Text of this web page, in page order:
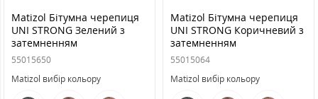
Matizol Бітумна черепиця
UNI STRONG Зелений з
затемненням
55015650
Matizol вибір кольору
Matizol Бітумна черепиця
UNI STRONG Коричневий з
затемненням
55015064
Matizol вибір кольору